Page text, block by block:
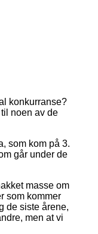
konkurranse?
noen av de
som kom på 3.
går under de
masse om
som kommer
de siste årene,
men at vi